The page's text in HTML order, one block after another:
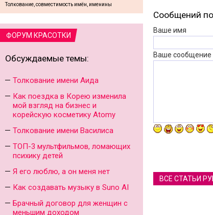
Толкование, совместимость имён, именины
ФОРУМ КРАСОТКИ
Обсуждаемые темы:
Толкование имени Аида
Как поездка в Корею изменила
мой взгляд на бизнес и
корейскую косметику Atomy
Толкование имени Василиса
ТОП-3 мультфильмов, ломающих
психику детей
Я его люблю, а он меня нет
Как создавать музыку в Suno AI
Брачный договор для женщин с
меньшим доходом
Сообщений
Ваше имя
Ваше сообщение
ВСЕ СТАТЬИ